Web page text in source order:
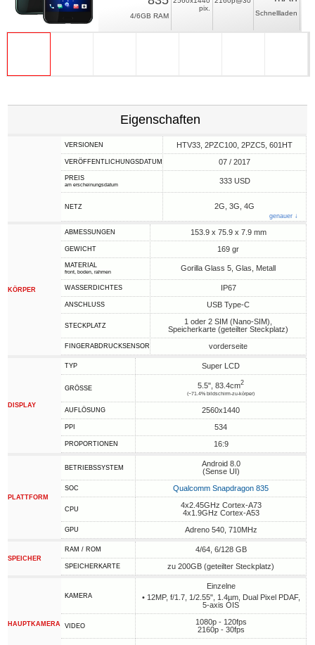
4/6GB RAM
pix.
Schnellladen
Eigenschaften
VERSIONEN HTV33, 2PZC100, 2PZC5, 601HT
VERÖFFENTLICHUNGSDATUM 07 / 2017
PREIS
am erscheinungsdatum 333 USD
NETZ 2G, 3G, 4G
genauer ↓
KÖRPER
ABMESSUNGEN 153.9 x 75.9 x 7.9 mm
GEWICHT 169 gr
MATERIAL
front, boden, rahmen Gorilla Glass 5, Glas, Metall
WASSERDICHTES IP67
ANSCHLUSS USB Type-C
STECKPLATZ
1 oder 2 SIM (Nano-SIM),
Speicherkarte (geteilter Steckplatz)
FINGERABDRUCKSENSOR vorderseite
DISPLAY
TYP Super LCD
GRÖSSE 5.5", 83.4cm2
(~71.4% bildschirm-zu-körper)
AUFLÖSUNG 2560x1440
PPI 534
PROPORTIONEN 16:9
PLATTFORM
BETRIEBSSYSTEM
Android 8.0
(Sense UI)
SOC Qualcomm Snapdragon 835
CPU
4x2.45GHz Cortex-A73
4x1.9GHz Cortex-A53
GPU Adreno 540, 710MHz
SPEICHER
RAM / ROM 4/64, 6/128 GB
SPEICHERKARTE zu 200GB (geteilter Steckplatz)
HAUPTKAMERA
KAMERA
Einzelne
• 12MP, f/1.7, 1/2.55", 1.4µm, Dual Pixel PDAF,
5-axis OIS
VIDEO
1080p - 120fps
2160p - 30fps